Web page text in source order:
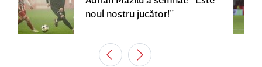
noul nostru jucător!”